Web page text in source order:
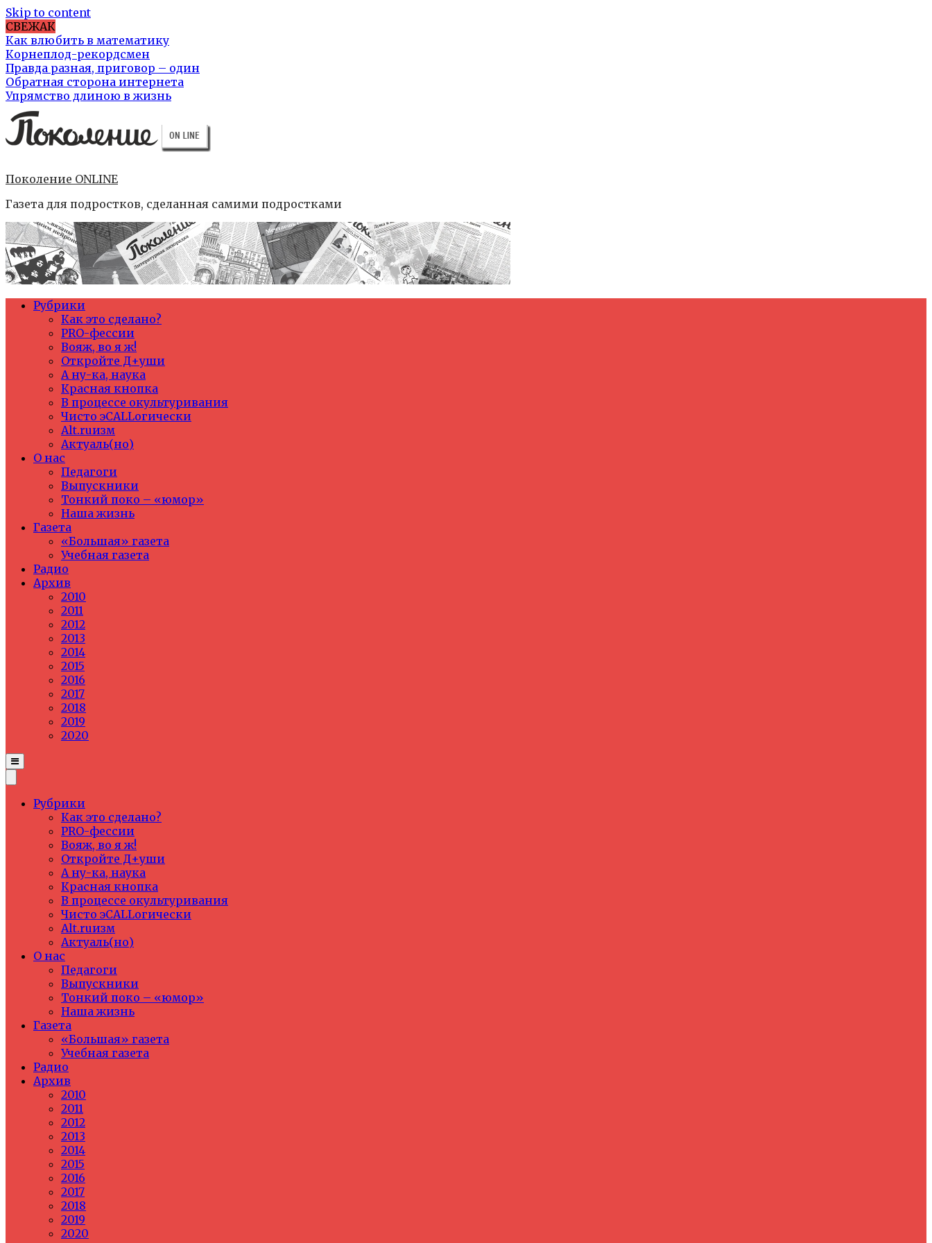
Skip to content
СВЕЖАК
Как влюбить в математику
Корнеплод-рекордсмен
Правда разная, приговор – один
Обратная сторона интернета
Упрямство длиною в жизнь
Поколение ONLINE
Газета для подростков, сделанная самими подростками
Рубрики
Как это сделано?
PRO-фессии
Вояж, во я ж!
Откройте Д+уши
А ну-ка, наука
Красная кнопка
В процессе окультуривания
Чисто эCALLогически
Alt.ruизм
Актуаль(но)
О нас
Педагоги
Выпускники
Тонкий поко – «юмор»
Наша жизнь
Газета
«Большая» газета
Учебная газета
Радио
Архив
2010
2011
2012
2013
2014
2015
2016
2017
2018
2019
2020
Рубрики
Как это сделано?
PRO-фессии
Вояж, во я ж!
Откройте Д+уши
А ну-ка, наука
Красная кнопка
В процессе окультуривания
Чисто эCALLогически
Alt.ruизм
Актуаль(но)
О нас
Педагоги
Выпускники
Тонкий поко – «юмор»
Наша жизнь
Газета
«Большая» газета
Учебная газета
Радио
Архив
2010
2011
2012
2013
2014
2015
2016
2017
2018
2019
2020